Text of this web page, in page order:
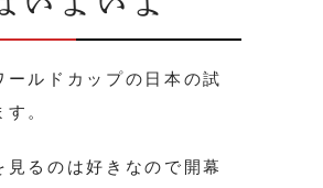
ールドカップの日本の試
。
見るのは好きなので開幕